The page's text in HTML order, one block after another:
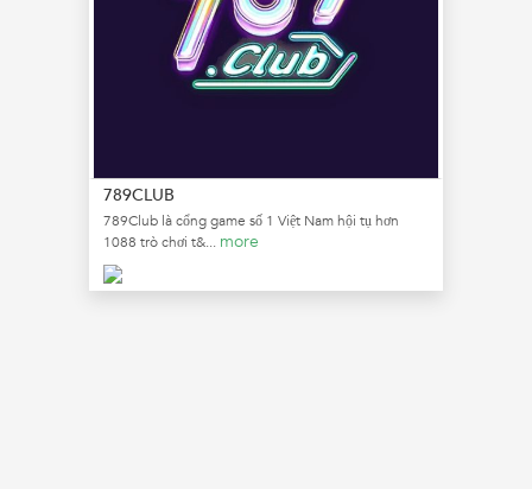
789CLUB
789Club là cổng game số 1 Việt Nam hội tụ hơn
1088 trò chơi t&... more